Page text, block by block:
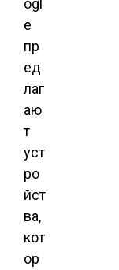
ogl
e
пр
ед
лаг
аю
т
уст
ро
йст
ва,
кот
ор